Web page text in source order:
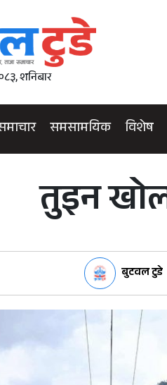
शनिबार
समसामयिक विशेष
तुइन
बुटवल टुडे